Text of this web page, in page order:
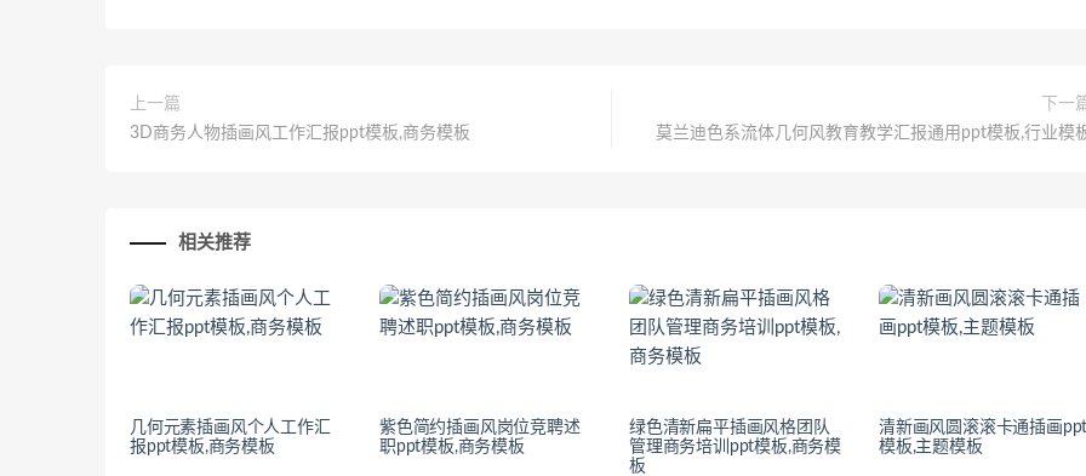
上一篇
3D商务人物插画风工作汇报ppt模板,商务模板
下一
莫兰迪色系流体几何风教育教学汇报通用ppt模板,行业模
相关推荐
几何元素插画风个人工作汇
报ppt模板,商务模板
紫色简约插画风岗位竞聘述
职ppt模板,商务模板
绿色清新扁平插画风格团队
管理商务培训ppt模板,商务模
板
清新画风圆滚滚卡通插画ppt
模板,主题模板